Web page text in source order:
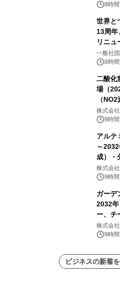
8時
世界と
13周年
リニュ
一般社
8時
二酸化
場（
（
ーおよ
他）・
株式会
9時
アルテ
～
成）・
株式会
9時
ガーデ
2032
ー、チ
レポー
株式会
9時
ビジネスの新着